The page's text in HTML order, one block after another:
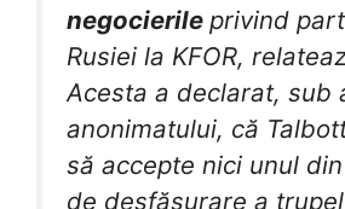
negocierile privind
Rusiei la KFOR,
Acesta a declarat, sub
anonimatului, că
să accepte nici unul
de desfășurare a